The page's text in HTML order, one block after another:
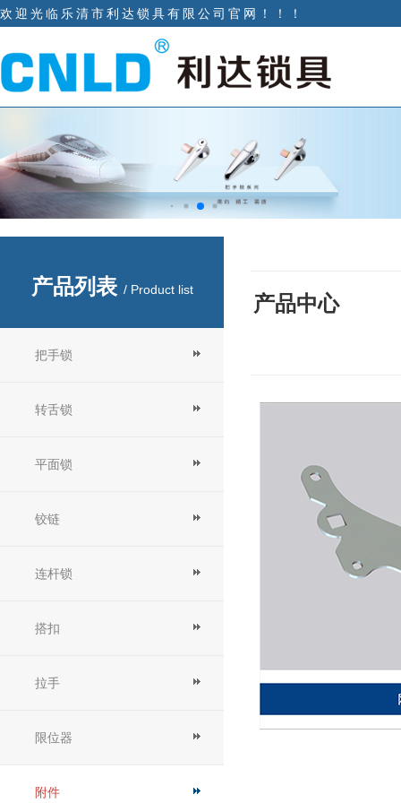
欢迎光临乐清市利达锁具有限公司官网！！！
产品列表 / Product list
把手锁
转舌锁
平面锁
铰链
连杆锁
搭扣
拉手
限位器
附件
产品中心